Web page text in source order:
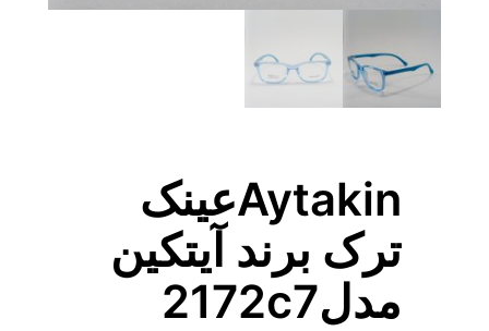
Aytakinعینک
ترک برند آیتکین
مدل2172c7